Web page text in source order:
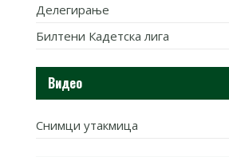
Делегирање
Билтени Кадетска лига
Видео
Снимци утакмица